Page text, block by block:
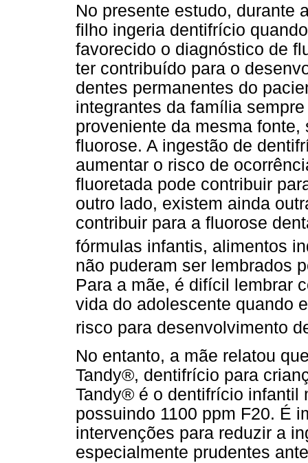
No presente estudo, durante
filho ingeria dentifrício
favorecido o diagnóstico de
ter contribuído para o
dentes permanentes do
integrantes da família
proveniente da mesma
fluorose. A ingestão de
aumentar o risco de
fluoretada pode contribuir
outro lado, existem ainda
contribuir para a fluorose
fórmulas infantis, alimentos
não puderam ser lembrados
Para a mãe, é difícil lembrar
vida do adolescente quando
risco para desenvolvimento
No entanto, a mãe relatou
Tandy®, dentifrício para
Tandy® é o dentifrício infantil
possuindo 1100 ppm F20. É
intervenções para reduzir a
especialmente prudentes